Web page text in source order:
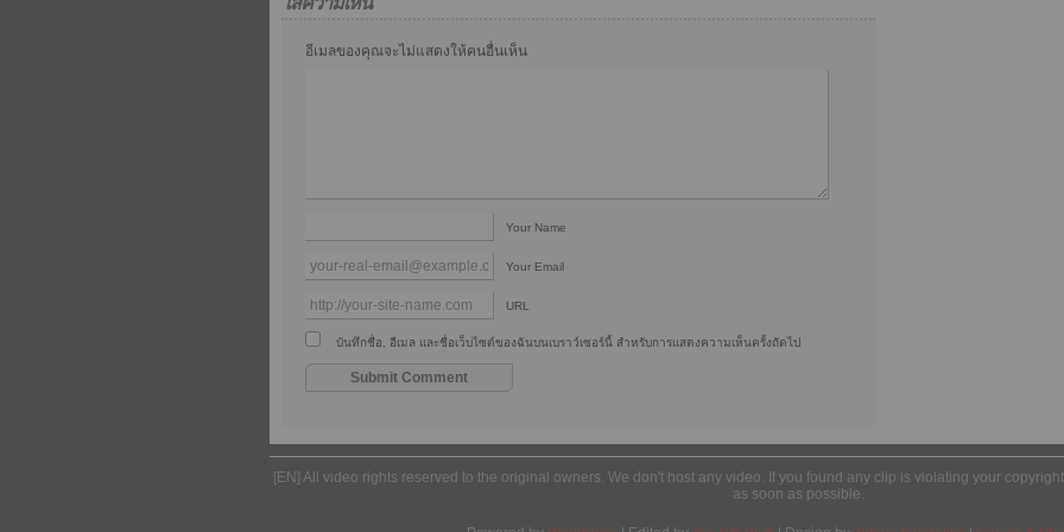
อีเมลของคุณจะไม่แสดงให้คนอื่นเห็น
Your Name
Your Email
URL
บันทึกชื่อ, อีเมล และชื่อเว็บไซต์ของฉันบนเบราว์เซอร์นี้ สำหรับการแสดงความเห็นครั้งถัดไป
[EN] All video rights reserved to the original owners. We don't host any video. If you found any clip is violating your
as soon as possible.